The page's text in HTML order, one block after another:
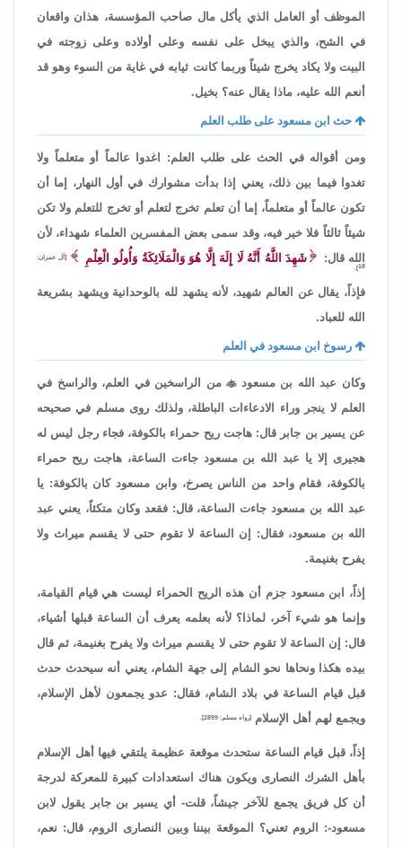
الموظف أو العامل الذي يأكل مال صاحب المؤسسة، هذان واقعان
في الشح، والذي يبخل على نفسه وعلى أولاده وعلى زوجته في
البيت ولا يكاد يخرج شيئاً وربما كانت ثيابه في غاية من السوء وهو قد
أنعم الله عليه، ماذا يقال عنه؟ بخيل.
حث ابن مسعود على طلب العلم
ومن أقواله في الحث على طلب العلم: اغدوا عالماً أو متعلماً ولا
تغدوا فيما بين ذلك، يعني إذا بدأت مشوارك في أول النهار، إما أن
تكون عالماً أو متعلماً، إما أن تعلم تخرج لتعلم أو تخرج للتعلم ولا تكن
شيئاً ثالثاً فلا خير فيه، وقد سمى بعض المفسرين العلماء شهداء، لأن
الله قال:
شَهِدَ اللَّهُ أَنَّهُ لَا إِلَهَ إِلَّا هُوَ وَالْمَلَائِكَةُ وَأُولُو الْعِلْمِ
[آل عمران:
18].
فإذاً، يقال عن العالم شهيد، لأنه يشهد لله بالوحدانية ويشهد بشريعة
الله للعباد.
رسوخ ابن مسعود في العلم
وكان عبد الله بن مسعودمن الراسخين في العلم، والراسخ في
العلم لا ينجر وراء الادعاءات الباطلة، ولذلك روى مسلم في صحيحه
عن يسير بن جابر قال: هاجت ريح حمراء بالكوفة، فجاء رجل ليس له
هجيرى إلا يا عبد الله بن مسعود جاءت الساعة، هاجت ريح حمراء
بالكوفة، فقام واحد من الناس يصرخ، وابن مسعود كان بالكوفة: يا
عبد الله بن مسعود جاءت الساعة، قال: فقعد وكان متكئاً، يعني عبد
الله بن مسعود، فقال: إن الساعة لا تقوم حتى لا يقسم ميراث ولا
يفرح بغنيمة.
إذاً، ابن مسعود جزم أن هذه الريح الحمراء ليست هي قيام القيامة،
وإنما هو شيء آخر، لماذا؟ لأنه بعلمه يعرف أن الساعة قبلها أشياء،
قال: إن الساعة لا تقوم حتى لا يقسم ميراث ولا يفرح بغنيمة، ثم قال
بيده هكذا ونحاها نحو الشام إلى جهة الشام، يعني أنه سيحدث حدث
قبل قيام الساعة في بلاد الشام، فقال: عدو يجمعون لأهل الإسلام،
ويجمع لهم أهل الإسلام [رواه مسلم: 2899].
إذاً، قبل قيام الساعة ستحدث موقعة عظيمة يلتقي فيها أهل الإسلام
بأهل الشرك النصارى ويكون هناك استعدادات كبيرة للمعركة لدرجة
أن كل فريق يجمع للآخر جيشاً، قلت- أي يسير بن جابر يقول لابن
مسعود-: الروم تعني؟ الموقعة بيننا وبين النصارى الروم، قال: نعم،